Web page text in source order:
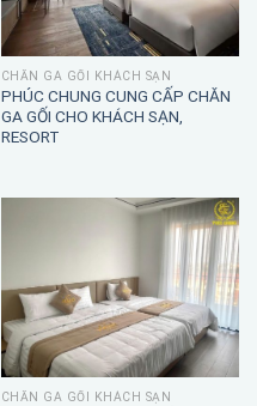
CHĂN GA GỐI KHÁCH SẠN
PHÚC CHUNG CUNG CẤP CHĂN
GA GỐI CHO KHÁCH SẠN,
RESORT
CHĂN GA GỐI KHÁCH SẠN